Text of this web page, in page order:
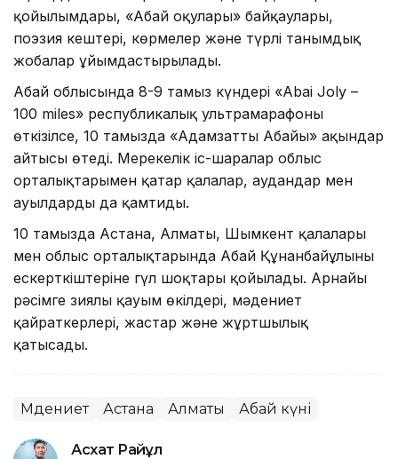
қойылымдары, «Абай оқулары» байқаулары,
поэзия кештері, көрмелер және түрлі танымдық
жобалар ұйымдастырылады.
Абай облысында 8-9 тамыз күндері «Abai Joly –
100 miles» республикалық ультрамарафоны
өткізілсе, 10 тамызда «Адамзаттың Абайы» ақындар
айтысы өтеді. Мерекелік іс-шаралар облыс
орталықтарымен қатар қалалар, аудандар мен
ауылдарды да қамтиды.
10 тамызда Астана, Алматы, Шымкент қалалары
мен облыс орталықтарында Абай Құнанбайұлының
ескерткіштеріне гүл шоқтары қойылады. Арнайы
рәсімге зиялы қауым өкілдері, мәдениет
қайраткерлері, жастар және жұртшылық
қатысады.
Мәдениет Астана Алматы Абай күні
Асхат Райқұл